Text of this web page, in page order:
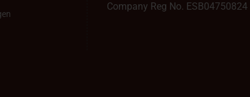
Company Reg No. ESB04750824